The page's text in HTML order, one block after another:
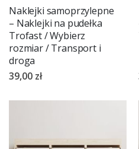
Naklejki samoprzylepne
– Naklejki na pudełka
Trofast / Wybierz
rozmiar / Transport i
droga
39,00 zł